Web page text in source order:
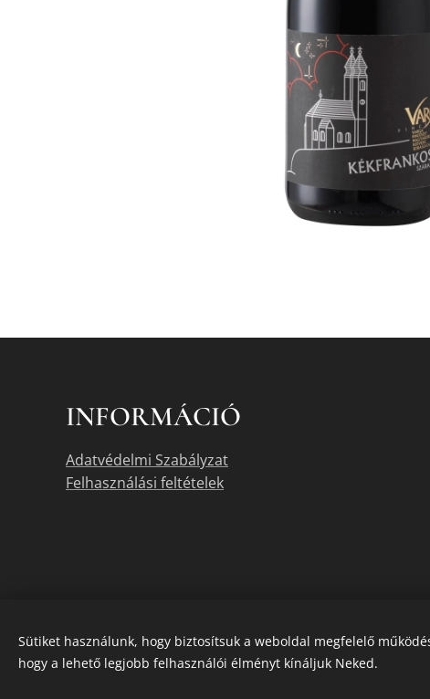
INFORMÁCIÓ
Adatvédelmi Szabályzat
Felhasználási feltételek
A termékek
Sütiket használunk, hogy biztosítsuk a weboldal megfelelő
hogy a lehető legjobb felhasználói élményt kínáljuk Neked.